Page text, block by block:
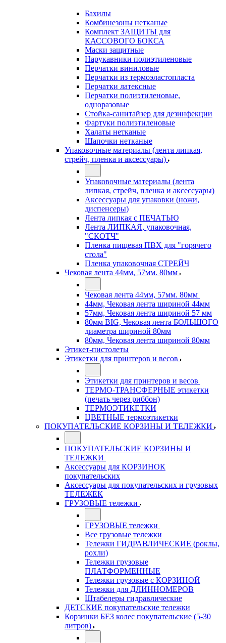
Бахилы
Комбинезоны нетканые
Комплект ЗАЩИТЫ для
КАССОВОГО БОКСА
Маски защитные
Нарукавники полиэтиленовые
Перчатки виниловые
Перчатки из термоэластопласта
Перчатки латексные
Перчатки полиэтиленовые,
одноразовые
Стойка-санитайзер для дезинфекции
Фартуки полиэтиленовые
Халаты нетканые
Шапочки нетканые
Упаковочные материалы (лента липкая,
стрейч, пленка и аксессуары)
Упаковочные материалы (лента
липкая, стрейч, пленка и аксессуары)
Аксессуары для упаковки (ножи,
диспенсеры)
Лента липкая с ПЕЧАТЬЮ
Лента ЛИПКАЯ, упаковочная,
"СКОТЧ"
Пленка пищевая ПВХ для "горячего
стола"
Пленка упаковочная СТРЕЙЧ
Чековая лента 44мм, 57мм. 80мм
Чековая лента 44мм, 57мм. 80мм
44мм, Чековая лента шириной 44мм
57мм, Чековая лента шириной 57 мм
80мм BIG, Чековая лента БОЛЬШОГО
диаметра шириной 80мм
80мм, Чековая лента шириной 80мм
Этикет-пистолеты
Этикетки для принтеров и весов
Этикетки для принтеров и весов
ТЕРМО-ТРАНСФЕРНЫЕ этикетки
(печать через риббон)
ТЕРМОЭТИКЕТКИ
ЦВЕТНЫЕ термоэтикетки
ПОКУПАТЕЛЬСКИЕ КОРЗИНЫ И ТЕЛЕЖКИ
ПОКУПАТЕЛЬСКИЕ КОРЗИНЫ И
ТЕЛЕЖКИ
Аксессуары для КОРЗИНОК
покупательских
Аксессуары для покупательских и грузовых
ТЕЛЕЖЕК
ГРУЗОВЫЕ тележки
ГРУЗОВЫЕ тележки
Все грузовые тележки
Тележки ГИДРАВЛИЧЕСКИЕ (роклы,
рохли)
Тележки грузовые
ПЛАТФОРМЕННЫЕ
Тележки грузовые с КОРЗИНОЙ
Тележки для ДЛИННОМЕРОВ
Штабелеры гидравлические
ДЕТСКИЕ покупательские тележки
Корзинки БЕЗ колес покупательские (5-30
литров)